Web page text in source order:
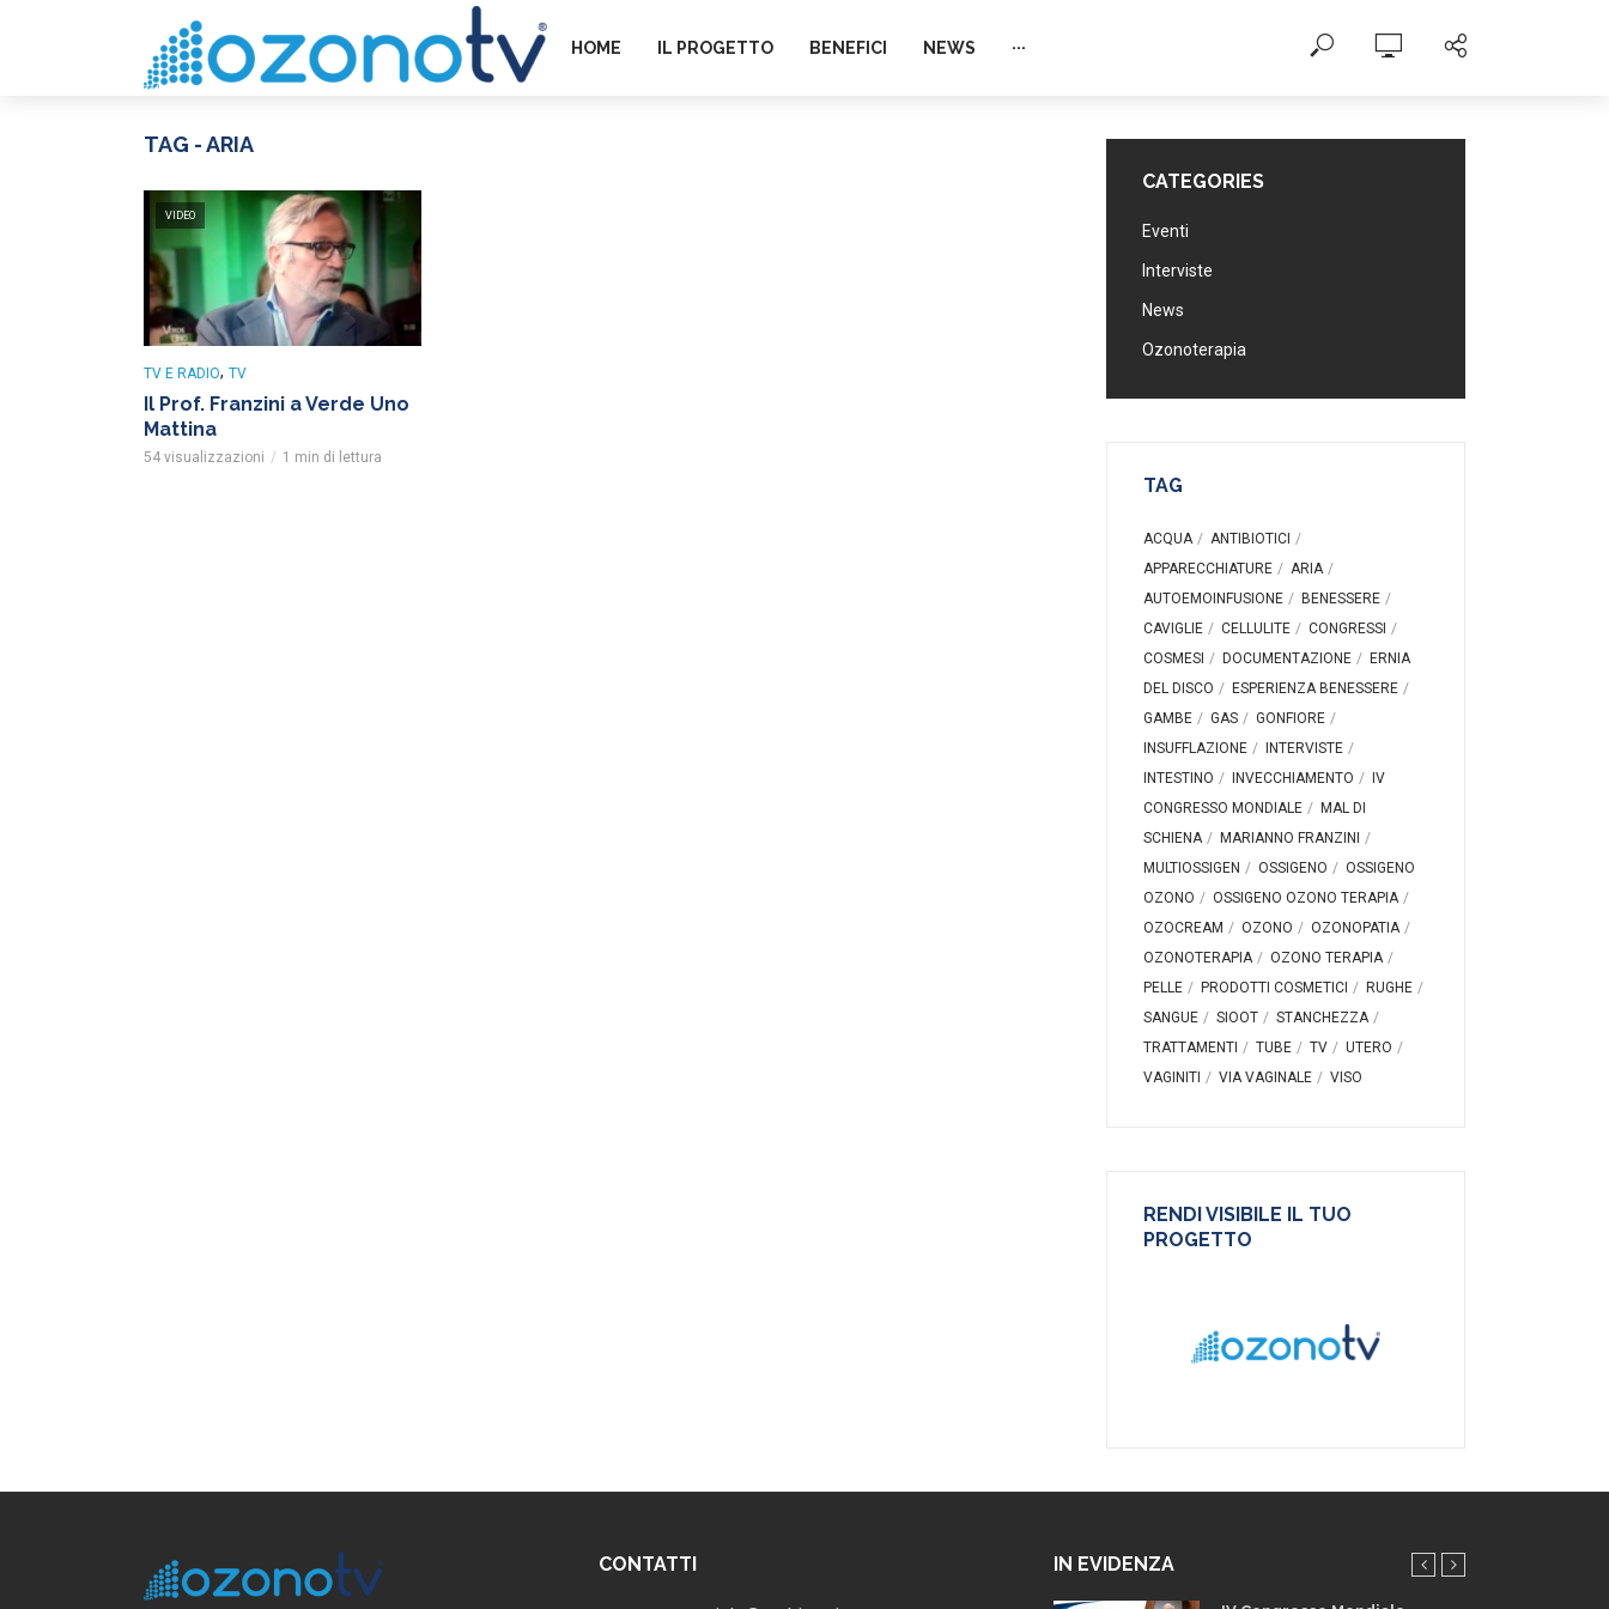
HOME IL PROGETTO BENEFICI NEWS ···
TAG - ARIA
VIDEO
TV E RADIO, TV
Il Prof. Franzini a Verde Uno
Mattina
54 visualizzazioni 1 min di lettura
CATEGORIES
Eventi
Interviste
News
Ozonoterapia
TAG
ACQUA
ANTIBIOTICI
APPARECCHIATURE
ARIA
AUTOEMOINFUSIONE
BENESSERE
CAVIGLIE
CELLULITE
CONGRESSI
COSMESI
DOCUMENTAZIONE
ERNIA
DEL DISCO
ESPERIENZA BENESSERE
GAMBE
GAS
GONFIORE
INSUFFLAZIONE
INTERVISTE
INTESTINO
INVECCHIAMENTO
IV
CONGRESSO MONDIALE
MAL DI
SCHIENA
MARIANNO FRANZINI
MULTIOSSIGEN
OSSIGENO
OSSIGENO
OZONO
OSSIGENO OZONO TERAPIA
OZOCREAM
OZONO
OZONOPATIA
OZONOTERAPIA
OZONO TERAPIA
PELLE
PRODOTTI COSMETICI
RUGHE
SANGUE
SIOOT
STANCHEZZA
TRATTAMENTI
TUBE TV
UTERO
VAGINITI
VIA VAGINALE VISO
RENDI VISIBILE IL TUO
PROGETTO
CONTATTI IN EVIDENZA